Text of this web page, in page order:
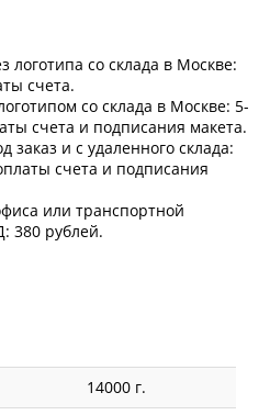
логотипа со склада в Москве:
счета.
со склада в Москве: 5-
счета и подписания макета.
заказ и с удаленного склада:
счета и подписания
или транспортной
380 рублей.
14000 г.